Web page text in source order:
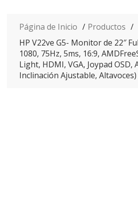
Página de Inicio
Productos
HP V22ve G5- Monitor de 22″
1080, 75Hz, 5ms, 16:9,
Light, HDMI, VGA, Joypad
Inclinación Ajustable,